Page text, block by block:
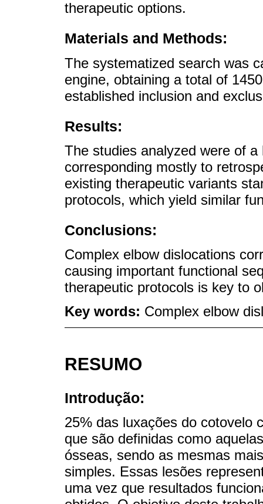
therapeutic options.
Materials and Methods:
The systematized search was
engine, obtaining a total of
established inclusion and
Results:
The studies analyzed were of
corresponding mostly to
existing therapeutic variants
protocols, which yield similar
Conclusions:
Complex elbow dislocations
causing important functional
therapeutic protocols is key to
Key words: Complex elbow
RESUMO
Introdução:
25% das luxações do cotovelo
que são definidas como
ósseas, sendo as mesmas
simples. Essas lesões
uma vez que resultados